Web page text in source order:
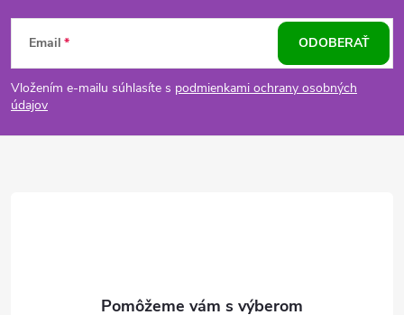
Z
á
p
Email
Vložením e-mailu súhlasíte s podmienkami ochrany osobných
údajov
ODOBERAŤ